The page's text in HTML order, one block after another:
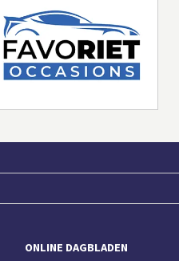
ONLINE DAGBLADEN